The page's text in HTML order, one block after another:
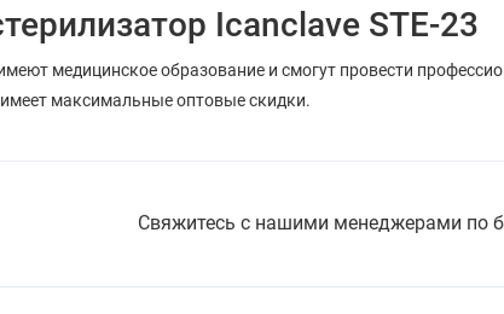
Icanclave STE-23
медицинское образование и смогут провести
максимальные оптовые скидки.
Свяжитесь с нашими менеджерами по